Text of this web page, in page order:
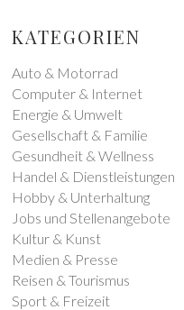
KATEGORIEN
Auto & Motorrad
Computer & Internet
Energie & Umwelt
Gesellschaft & Familie
Gesundheit & Wellness
Handel & Dienstleistungen
Hobby & Unterhaltung
Jobs und Stellenangebote
Kultur & Kunst
Medien & Presse
Reisen & Tourismus
Sport & Freizeit